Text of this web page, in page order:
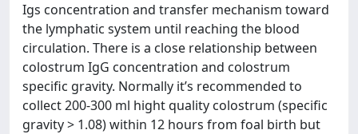
Igs concentration and transfer mechanism toward
the lymphatic system until reaching the blood
circulation. There is a close relationship between
colostrum IgG concentration and colostrum
specific gravity. Normally it’s recommended to
collect 200-300 ml hight quality colostrum (specific
gravity > 1.08) within 12 hours from foal birth but